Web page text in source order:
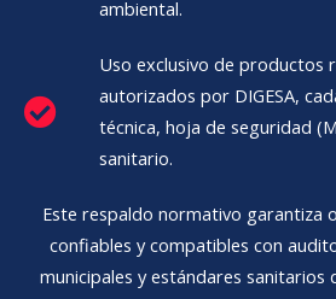
ambiental.
Uso exclusivo de productos
autorizados por DIGESA,
técnica, hoja de seguridad
sanitario.
Este respaldo normativo garantiza
confiables y compatibles con
municipales y estándares sanitarios